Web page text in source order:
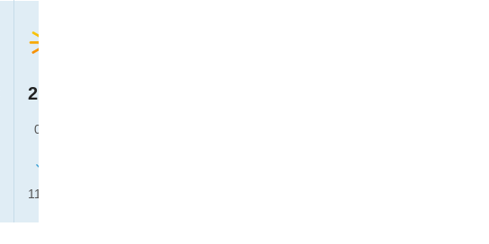
21 °C
0 mm
11 km/h